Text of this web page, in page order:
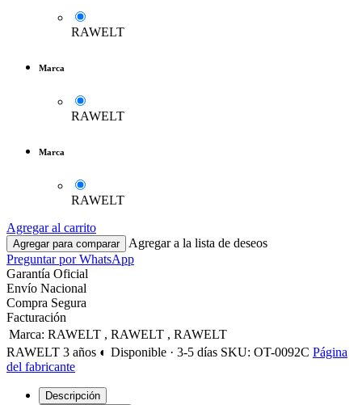
RAWELT
Marca
RAWELT
Marca
RAWELT
Agregar al carrito
Agregar para comparar
Agregar a la lista de deseos
Preguntar por WhatsApp
Garantía Oficial
Envío Nacional
Compra Segura
Facturación
Marca: RAWELT , RAWELT , RAWELT
RAWELT 3 años ◐ Disponible · 3-5 días SKU: OT-0092C Página
del fabricante
Descripción